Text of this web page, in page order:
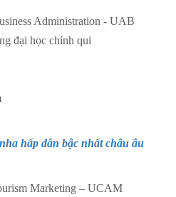
Administration - UAB
đại học chính qui
hấp dẫn bậc nhất châu âu
Marketing – UCAM